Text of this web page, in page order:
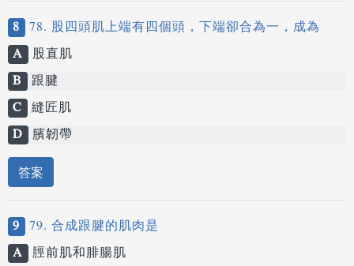
8 78. 股四頭肌上端有四個頭，下端卻合為一，成為
A 股直肌
B 跟腱
C 縫匠肌
D 臏韌帶
答案
9 79. 合成跟腱的肌肉是
A 脛前肌和腓腸肌